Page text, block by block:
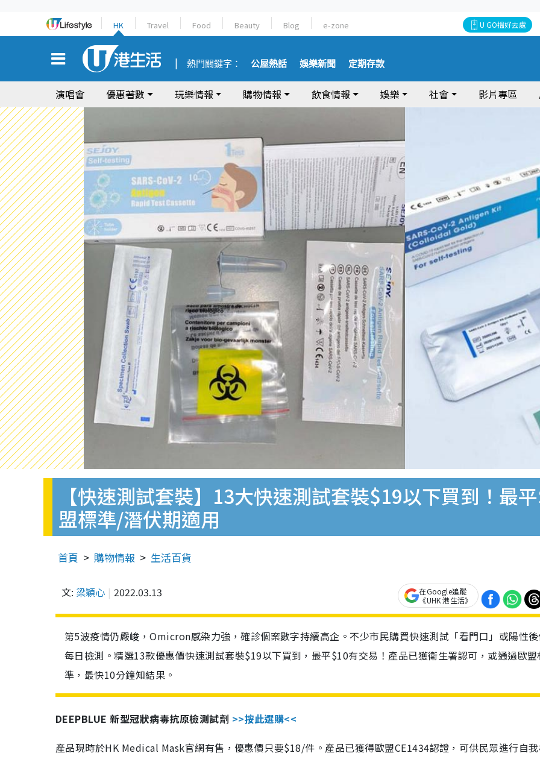
HK Travel Food Beauty Blog e-zone U GO搵好去處
熱門關鍵字： 公屋熱話 娛樂新聞 定期存款
演唱會 優惠著數 玩樂情報 購物情報 飲食情報 娛樂 社會 影片專區
【快速測試套裝】13大快速測試套裝$19以下買到！最
盟標準/潛伏期適用
首頁 購物情報 生活百貨
文: 梁穎心 2022.03.13
在Google追蹤
《UHK 港生活》
第5波疫情仍嚴峻，Omicron感染力強，確診個案數字持續高企。不少市民購買快速測試「看門口」或陽性
每日檢測。精選13款優惠價快速測試套裝$19以下買到，最平$10有交易！產品已獲衛生署認可，或通過歐盟
準，最快10分鐘知結果。
DEEPBLUE 新型冠狀病毒抗原檢測試劑 >>按此選購<<
產品現時於HK Medical Mask官網有售，優惠價只要$18/件。產品已獲得歐盟CE1434認證，可供民眾進行自